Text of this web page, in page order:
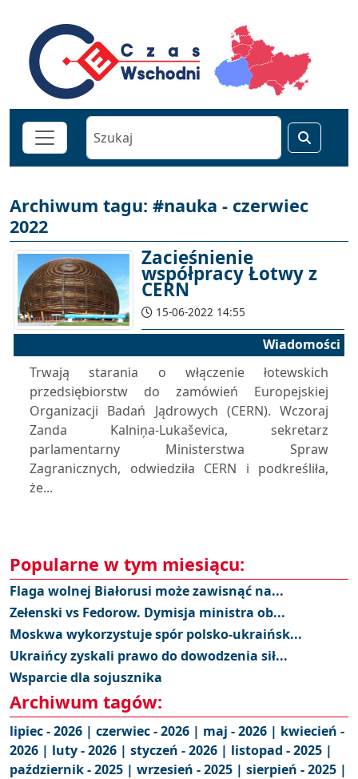
Archiwum tagu: #nauka - czerwiec
2022
Zacieśnienie
współpracy Łotwy z
CERN
15-06-2022 14:55
Wiadomości
Trwają starania o włączenie łotewskich
przedsiębiorstw do zamówień Europejskiej
Organizacji Badań Jądrowych (CERN). Wczoraj
Zanda Kalniņa-Lukaševica, sekretarz
parlamentarny Ministerstwa Spraw
Zagranicznych, odwiedziła CERN i podkreśliła,
że...
Popularne w tym miesiącu:
Flaga wolnej Białorusi może zawisnąć na...
Zełenski vs Fedorow. Dymisja ministra ob...
Moskwa wykorzystuje spór polsko-ukraińsk...
Ukraińcy zyskali prawo do dowodzenia sił...
Wsparcie dla sojusznika
Archiwum tagów:
lipiec - 2026 | czerwiec - 2026 | maj - 2026 | kwiecień -
2026 | luty - 2026 | styczeń - 2026 | listopad - 2025 |
październik - 2025 | wrzesień - 2025 | sierpień - 2025 |